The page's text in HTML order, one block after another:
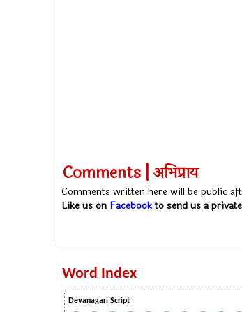
Comments | अभिप्राय
Comments written here will be public
Like us on Facebookto send us a
Word Index
Devanagari Script